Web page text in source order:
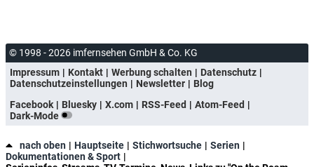
© 1998 - 2026 imfernsehen GmbH & Co. KG
Impressum
Kontakt Werbung schalten
Datenschutz
Datenschutzeinstellungen
Newsletter
Blog
Facebook
Bluesky X.com RSS-Feed
Atom-Feed
Dark-Mode
nach oben Hauptseite Stichwortsuche
Serien
Dokumentationen & Sport